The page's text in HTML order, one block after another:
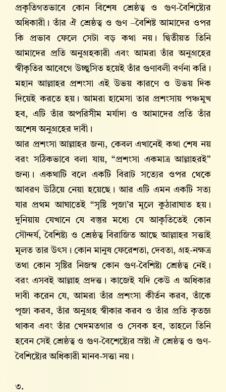
প্রকৃতিগতভাবে কোন বিশেষ শ্রেষ্ঠত্ব ও গুণ-বৈশিষ্ট্যের
অধিকারী। তাঁর ঐ শ্রেষ্ঠত্ব ও গুণ –বৈশিষ্ট আমাদের ওপর
কি প্রভাব ফেলে সেটা বড় কথা নয়। দ্বিতীয়ত তিনি
আমাদের প্রতি অনুগ্রহকারী এবং আমরা তাঁর অনুগ্রহের
স্বীকৃতির আবেগে উচ্ছ্বসিত হয়েই তাঁর গুণাবলী বর্ণনা করি।
মহান আল্লাহর প্রশংসা এই উভয় কারণে ও উভয় দিক
দিয়েই করতে হয়। আমরা হামেসা তার প্রশংসায় পঞ্চমুখ
হব, এটি তাঁর অপরিসীম মর্যাদা ও আমাদের প্রতি তাঁর
অশেষ অনুগ্রহের দাবী।
আর প্রশংসা আল্লাহর জন্য, কেবল এখানেই কথা শেষ নয়
বরং সঠিকভাবে বলা যায়, “প্রশংসা একমাত্র আল্লাহরই”
জন্য। একথাটি বলে একটি বিরাট সত্যের ওপর থেকে
আবরণ উঠিয়ে নেয়া হয়েছে। আর এটি এমন একটি সত্য
যার প্রথম আঘাতেই “সৃষ্টি পূজা’র মূলে কুঠারাঘাত হয়।
দুনিয়ায় যেখানে যে বস্তুর মধ্যে যে আকৃতিতেই কোন
সৌন্দর্য, বৈশিষ্ট্য ও শ্রেষ্ঠত্ব বিরাজিত আছে আল্লাহর সত্তাই
মূলত তার উৎস। কোন মানুষ ফেরেশতা, দেবতা, গ্রহ-নক্ষত্র
তথা কোন সৃষ্টির নিজস্ব কোন গুণ-বৈশিষ্ট্য শ্রেষ্ঠত্ব নেই।
বরং এসবই আল্লাহ‌ প্রদত্ত। কাজেই যদি কেউ এ অধিকার
দাবী করেন যে, আমরা তাঁর প্রশংসা কীর্তন করব, তাঁকে
পূজা করব, তাঁর অনুগ্রহ স্বীকার করব ও তাঁর প্রতি কৃতজ্ঞ
থাকব এবং তাঁর খেদমতগার ও সেবক হব, তাহলে তিনি
হবেন সেই শ্রেষ্ঠত্ব ও গুণ-বৈশেষ্ট্যের স্রষ্টা ঐ শ্রেষ্ঠত্ব ও গুণ-
বৈশিষ্ট্যের অধিকারী মানব-সত্তা নয়।
৩.